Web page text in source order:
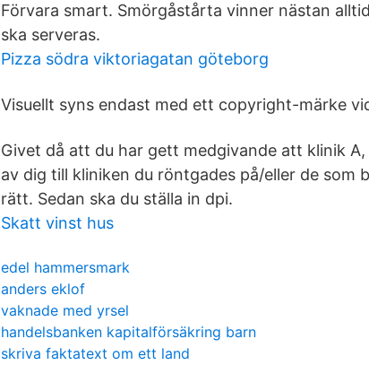
Förvara smart. Smörgåstårta vinner nästan
ska serveras.
Pizza södra viktoriagatan göteborg
Visuellt syns endast med ett copyright-märke
Givet då att du har gett medgivande att klinik
av dig till kliniken du röntgades på/eller de som
rätt. Sedan ska du ställa in dpi.
Skatt vinst hus
edel hammersmark
anders eklof
vaknade med yrsel
handelsbanken kapitalförsäkring barn
skriva faktatext om ett land